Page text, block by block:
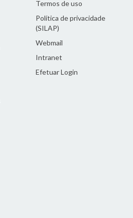
Termos de uso
Política de privacidade
(SILAP)
Webmail
Intranet
Efetuar Login